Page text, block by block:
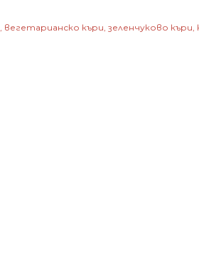
вегетарианско къри зеленчуково къри